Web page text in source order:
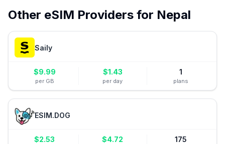
Other eSIM Providers for Nepal
Saily
$9.99
per GB
$1.43
per day
1
plans
ESIM.DOG
$2.53 $4.72 175